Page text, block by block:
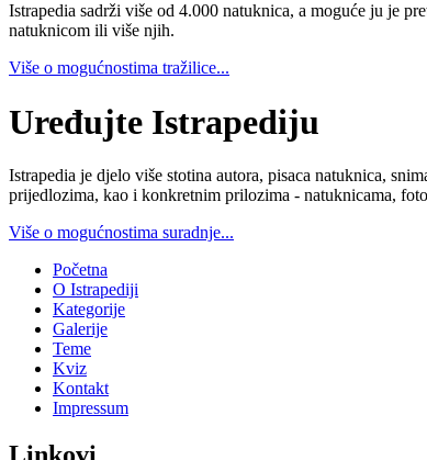
Istrapedia sadrži više od 4.000 natuknica, a moguće ju je
natuknicom ili više njih.
Više o mogućnostima tražilice...
Uređujte Istrapediju
Istrapedia je djelo više stotina autora, pisaca natuknica,
prijedlozima, kao i konkretnim prilozima - natuknicama,
Više o mogućnostima suradnje...
Početna
O Istrapediji
Kategorije
Galerije
Teme
Kviz
Kontakt
Impressum